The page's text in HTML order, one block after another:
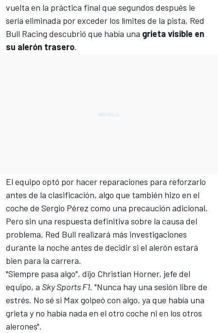
vuelta en la práctica final que segundos después le
sería eliminada por exceder los límites de la pista, Red
Bull Racing descubrió que había una grieta visible en
su alerón trasero.
El equipo optó por hacer reparaciones para reforzarlo
antes de la clasificación, algo que también hizo en el
coche de Sergio Pérez como una precaución adicional.
Pero sin una respuesta definitiva sobre la causa del
problema, Red Bull realizará más investigaciones
durante la noche antes de decidir si el alerón estará
bien para la carrera.
"Siempre pasa algo", dijo Christian Horner, jefe del
equipo, a Sky Sports F1. "Nunca hay una sesión libre de
estrés. No sé si Max golpeó con algo, ya que había una
grieta y no había nada en el otro coche ni en los otros
alerones".